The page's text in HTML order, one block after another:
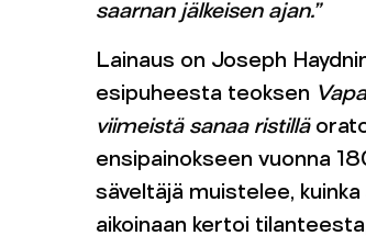
saarnan jälkeisen ajan.”
Lainaus on Joseph
esipuheesta teoksen
viimeistä sanaa ristillä
ensipainokseen vuonna
säveltäjä muistelee, kuinka
aikoinaan kertoi